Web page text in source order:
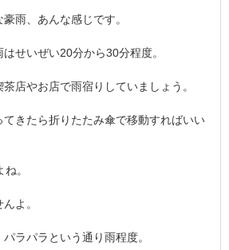
雨、あんな感じです。
せいぜい20分から30分程度。
店やお店で雨宿りしていましょう。
きたら折りたたみ傘で移動すればいい
。
よ。
ラパラという通り雨程度。